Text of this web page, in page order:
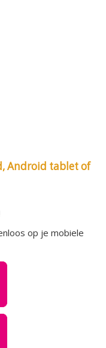
Android tablet of
op je mobiele